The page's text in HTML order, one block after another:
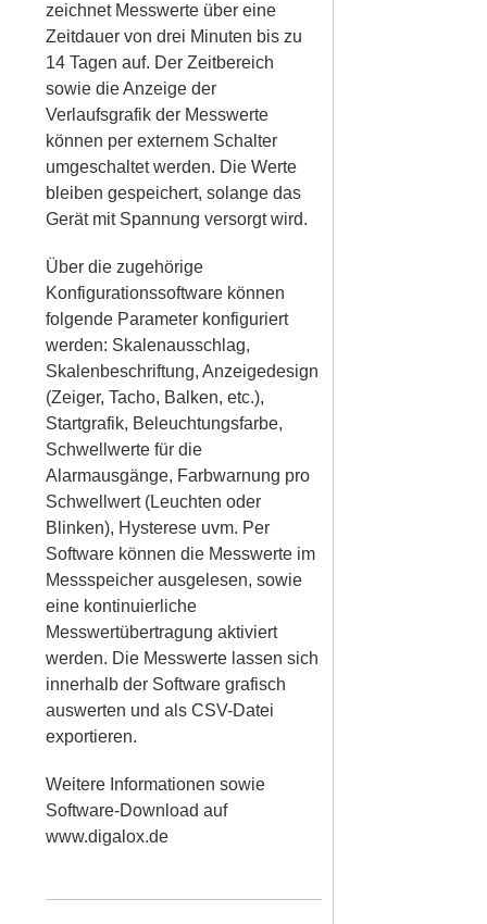
zeichnet Messwerte über eine
Zeitdauer von drei Minuten bis zu
14 Tagen auf. Der Zeitbereich
sowie die Anzeige der
Verlaufsgrafik der Messwerte
können per externem Schalter
umgeschaltet werden. Die Werte
bleiben gespeichert, solange das
Gerät mit Spannung versorgt wird.
Über die zugehörige
Konfigurationssoftware können
folgende Parameter konfiguriert
werden: Skalenausschlag,
Skalenbeschriftung, Anzeigedesign
(Zeiger, Tacho, Balken, etc.),
Startgrafik, Beleuchtungsfarbe,
Schwellwerte für die
Alarmausgänge, Farbwarnung pro
Schwellwert (Leuchten oder
Blinken), Hysterese uvm. Per
Software können die Messwerte im
Messspeicher ausgelesen, sowie
eine kontinuierliche
Messwertübertragung aktiviert
werden. Die Messwerte lassen sich
innerhalb der Software grafisch
auswerten und als CSV-Datei
exportieren.
Weitere Informationen sowie
Software-Download auf
www.digalox.de